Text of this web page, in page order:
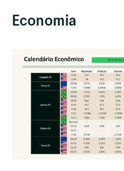
Economia